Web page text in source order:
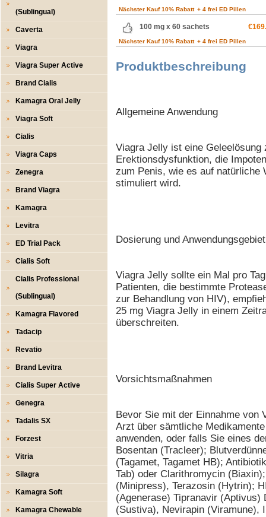
(Sublingual)
Caverta
Viagra
Viagra Super Active
Brand Cialis
Kamagra Oral Jelly
Viagra Soft
Cialis
Viagra Caps
Zenegra
Brand Viagra
Kamagra
Levitra
ED Trial Pack
Cialis Soft
Cialis Professional
(Sublingual)
Kamagra Flavored
Tadacip
Revatio
Brand Levitra
Cialis Super Active
Genegra
Tadalis SX
Forzest
Vitria
Silagra
Kamagra Soft
Kamagra Chewable
Nächster Kauf 10% Rabatt + 4 frei ED Pillen
100 mg x 60 sachets
Nächster Kauf 10% Rabatt + 4 frei ED Pillen
Produktbeschreibung
Allgemeine Anwendung
Viagra Jelly ist eine Geleelösung
Erektionsdysfunktion, die
zum Penis, wie es auf natürliche
stimuliert wird.
Dosierung und Anwendungsgebiet
Viagra Jelly sollte ein Mal pro
Patienten, die bestimmte
zur Behandlung von HIV),
25 mg Viagra Jelly in einem
überschreiten.
Vorsichtsmaßnahmen
Bevor Sie mit der Einnahme von
Arzt über sämtliche
anwenden, oder falls Sie eines
Bosentan (Tracleer);
(Tagamet, Tagamet HB);
Tab) oder Clarithromycin
(Minipress), Terazosin (Hytrin);
(Agenerase) Tipranavir
(Sustiva), Nevirapin (Viramune),